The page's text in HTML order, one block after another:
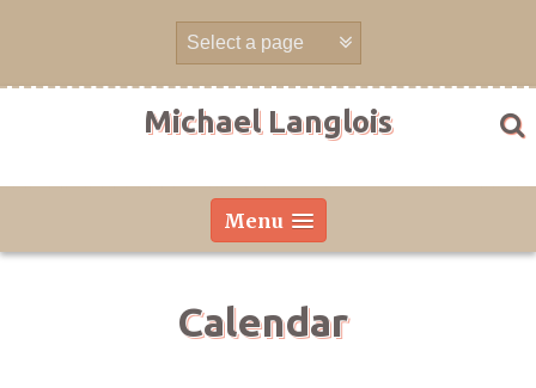
Michael Langlois
Menu
Calendar